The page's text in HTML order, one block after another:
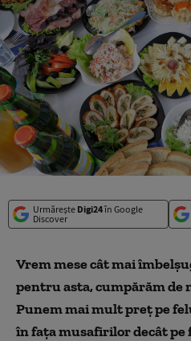
Urmărește Digi24în Google
Discover
Vrem mese cât mai
pentru asta, cumpărăm de
Punem mai mult preţ pe
în faţa musafirilor decât pe